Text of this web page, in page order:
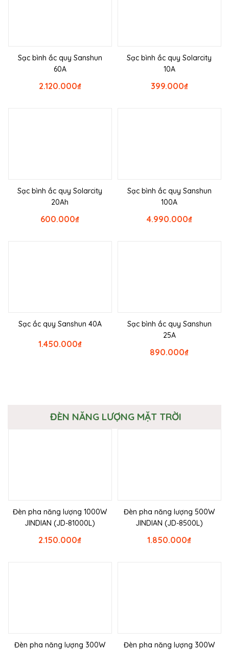
Sạc bình ắc quy Sanshun
60A
₫
2.120.000
Sạc bình ắc quy Solarcity
10A
₫
399.000
Sạc bình ắc quy Solarcity
20Ah
₫
600.000
Sạc bình ắc quy Sanshun
100A
₫
4.990.000
Sạc ắc quy Sanshun 40A
₫
1.450.000
Sạc bình ắc quy Sanshun
25A
₫
890.000
ĐÈN NĂNG LƯỢNG MẶT TRỜI
Đèn pha năng lượng 1000W
JINDIAN (JD-81000L)
₫
2.150.000
Đèn pha năng lượng 500W
JINDIAN (JD-8500L)
₫
1.850.000
Đèn pha năng lượng 300W
Đèn pha năng lượng 300W